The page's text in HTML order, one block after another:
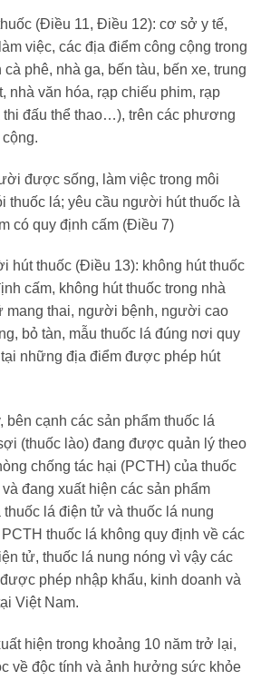
(Điều 11, Điều 12): cơ sở y tế,
việc, các địa điểm công cộng trong
phê, nhà ga, bến tàu, bến xe, trung
nhà văn hóa, rạp chiếu phim, rạp
thi đấu thể thao…), trên các phương
được sống, làm việc trong môi
thuốc lá; yêu cầu người hút thuốc là
có quy định cấm (Điều 7)
hút thuốc (Điều 13): không hút thuốc
cấm, không hút thuốc trong nhà
mang thai, người bệnh, người cao
bỏ tàn, mẫu thuốc lá đúng nơi quy
những địa điểm được phép hút
bên cạnh các sản phẩm thuốc lá
(thuốc lào) đang được quản lý theo
chống tác hại (PCTH) của thuốc
đang xuất hiện các sản phẩm
lá điện tử và thuốc lá nung
thuốc lá không quy định về các
tử, thuốc lá nung nóng vì vậy các
phép nhập khẩu, kinh doanh và
Việt Nam.
hiện trong khoảng 10 năm trở lại,
về độc tính và ảnh hưởng sức khỏe